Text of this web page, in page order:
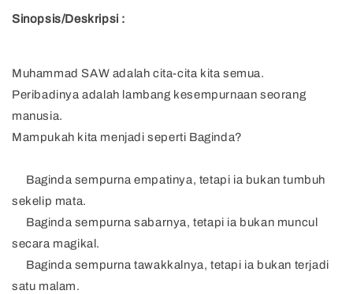
Sinopsis/Deskripsi :
Muhammad SAW adalah cita-cita kita semua.
Peribadinya adalah lambang kesempurnaan seorang
manusia.
Mampukah kita menjadi seperti Baginda?
Baginda sempurna empatinya, tetapi ia bukan tumbuh
sekelip mata.
Baginda sempurna sabarnya, tetapi ia bukan muncul
secara magikal.
Baginda sempurna tawakkalnya, tetapi ia bukan terjadi
satu malam.